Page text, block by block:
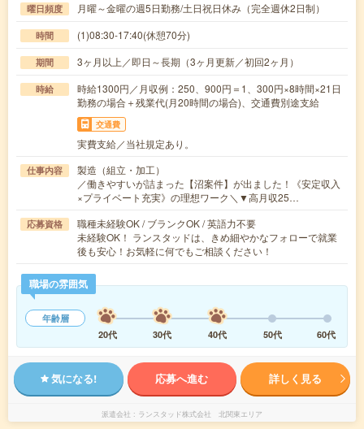
曜日頻度 月曜～金曜の週5日勤務/土日祝日休み（完全週休2日制）
時間 (1)08:30-17:40(休憩70分)
期間 3ヶ月以上／即日～長期（3ヶ月更新／初回2ヶ月）
時給
時給1300円／月収例：250、900円＝1、300円×8時間×21日
勤務の場合＋残業代(月20時間の場合)、交通費別途支給
交通費
実費支給／当社規定あり。
仕事内容
製造（組立・加工）
／働きやすいが詰まった【沼案件】が出ました！《安定収入
×プライベート充実》の理想ワーク＼▼高月収25…
応募資格
職種未経験OK / ブランクOK / 英語力不要
未経験OK！ ランスタッドは、きめ細やかなフォローで就業
後も安心！お気軽に何でもご相談ください！
職場の雰囲気
年齢層
20代
30代 40代 50代 60代
気になる! 応募へ進む 詳しく見る
派遣会社 ランスタッド株式会社 北関東エリア